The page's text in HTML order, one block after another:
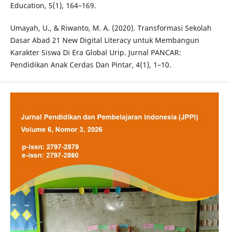
Education, 5(1), 164–169.
Umayah, U., & Riwanto, M. A. (2020). Transformasi Sekolah
Dasar Abad 21 New Digital Literacy untuk Membangun
Karakter Siswa Di Era Global Urip. Jurnal PANCAR:
Pendidikan Anak Cerdas Dan Pintar, 4(1), 1–10.